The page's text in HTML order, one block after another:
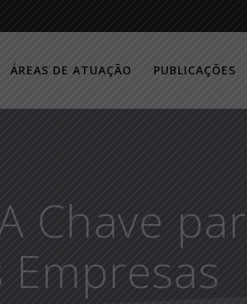
ÁREAS DE ATUAÇÃO PUBLICAÇÕES
Chave